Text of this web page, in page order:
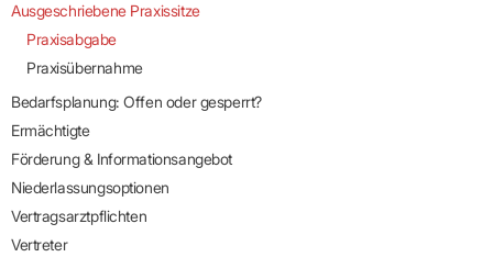
Ausgeschriebene Praxissitze
Praxisabgabe
Praxisübernahme
Bedarfsplanung: Offen oder gesperrt?
Ermächtigte
Förderung & Informationsangebot
Niederlassungsoptionen
Vertragsarztpflichten
Vertreter